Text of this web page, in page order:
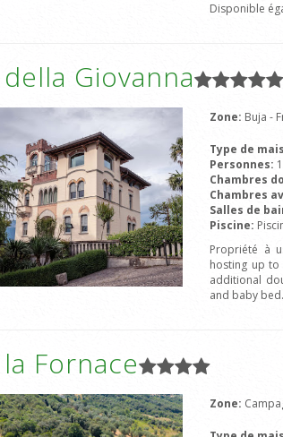
Disponible
Giovanna
Zone: Buja -
Type de
Personnes:
Chambres
Chambres
Salles de
Piscine:
Propriété à
hosting up
additional
and baby
Fornace
Zone: